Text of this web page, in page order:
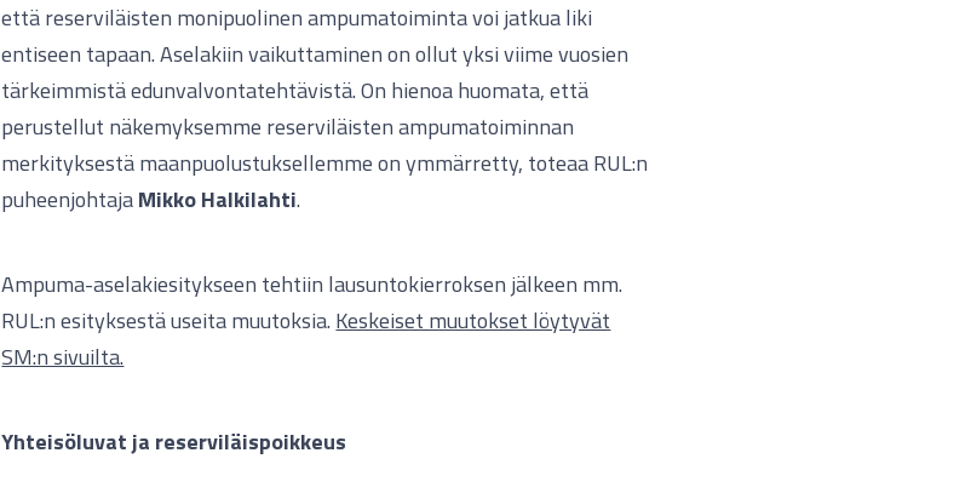
että reserviläisten monipuolinen ampumatoiminta voi jatkua liki
entiseen tapaan. Aselakiin vaikuttaminen on ollut yksi viime vuosien
tärkeimmistä edunvalvontatehtävistä. On hienoa huomata, että
perustellut näkemyksemme reserviläisten ampumatoiminnan
merkityksestä maanpuolustuksellemme on ymmärretty, toteaa RUL:n
puheenjohtajaMikko Halkilahti.
Ampuma-aselakiesitykseen tehtiin lausuntokierroksen jälkeen mm.
RUL:n esityksestä useita muutoksia. Keskeiset muutokset löytyvät
SM:n sivuilta.
Yhteisöluvat ja reserviläispoikkeus